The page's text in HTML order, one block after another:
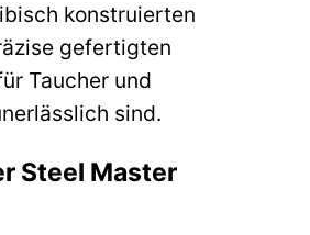
konstruierten
gefertigten
Taucher und
sind.
Steel Master